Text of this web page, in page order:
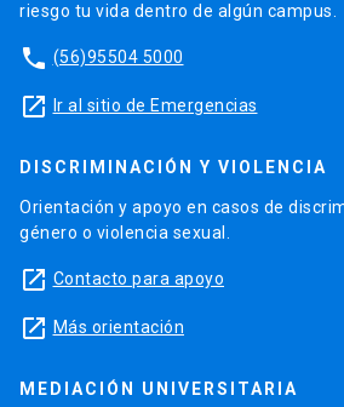
riesgo tu vida dentro de algún campus.
phone (56)95504 5000
launch Ir al sitio de Emergencias
DISCRIMINACIÓN Y VIOLENCIA
Orientación y apoyo en casos de
género o violencia sexual.
launch Contacto para apoyo
launch Más orientación
MEDIACIÓN UNIVERSITARIA